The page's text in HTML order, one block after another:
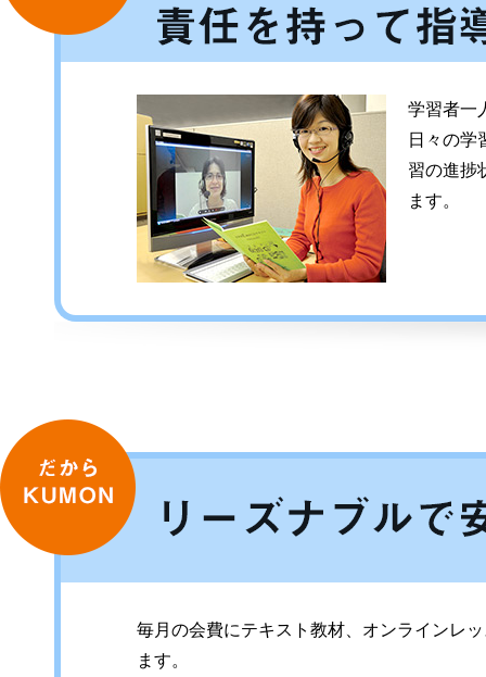
学習者一
日々の学
習の進捗
ます。
毎月の会費にテキスト教材、オンラインレ
ます。